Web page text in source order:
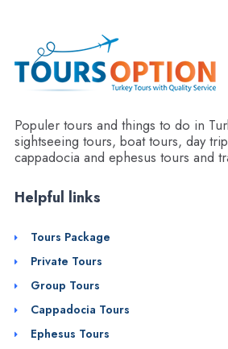
Populer tours and things to do in
sightseeing tours, boat tours, day
cappadocia and ephesus tours and
Helpful links
Tours Package
Private Tours
Group Tours
Cappadocia Tours
Ephesus Tours